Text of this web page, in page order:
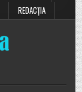
REDACȚIA